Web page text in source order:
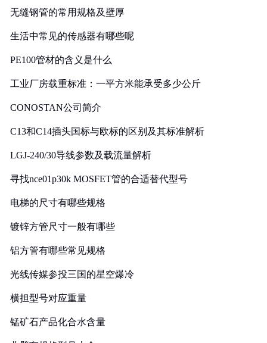
无缝钢管的常用规格及壁厚
生活中常见的传感器有哪些呢
PE100管材的含义是什么
工业厂房载重标准：一平方米能承受多少公斤
CONOSTAN公司简介
C13和C14插头国标与欧标的区别及其标准解析
LGJ-240/30导线参数及载流量解析
寻找nce01p30k MOSFET管的合适替代型号
电梯的尺寸有哪些规格
镀锌方管尺寸一般有哪些
铝方管有哪些常见规格
光线传媒参投三国的星空爆冷
横担型号对应重量
锰矿石产品化合水含量